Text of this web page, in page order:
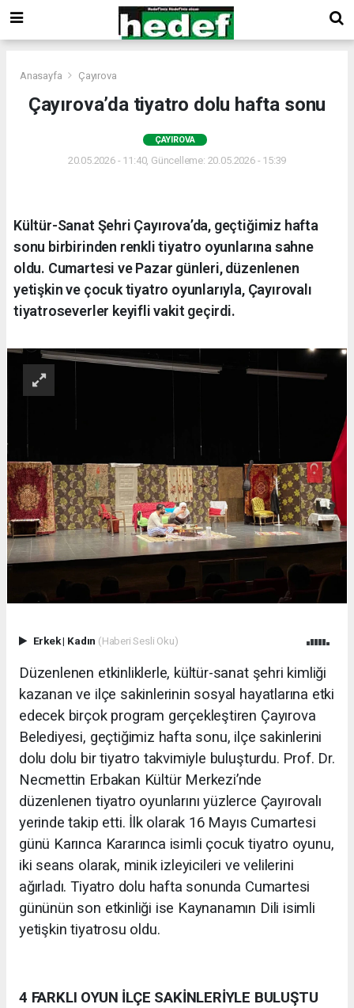
Anasayfa Çayırova
Çayırova’da tiyatro dolu hafta sonu
ÇAYIROVA
20.05.2026 - 11:40, Güncelleme: 20.05.2026 - 15:39
Kültür-Sanat Şehri Çayırova’da, geçtiğimiz hafta
sonu birbirinden renkli tiyatro oyunlarına sahne
oldu. Cumartesi ve Pazar günleri, düzenlenen
yetişkin ve çocuk tiyatro oyunlarıyla, Çayırovalı
tiyatroseverler keyifli vakit geçirdi.
Erkek| Kadın (Haberi Sesli Oku)
Düzenlenen etkinliklerle, kültür-sanat şehri kimliği
kazanan ve ilçe sakinlerinin sosyal hayatlarına etki
edecek birçok program gerçekleştiren Çayırova
Belediyesi, geçtiğimiz hafta sonu, ilçe sakinlerini
dolu dolu bir tiyatro takvimiyle buluşturdu. Prof. Dr.
Necmettin Erbakan Kültür Merkezi’nde
düzenlenen tiyatro oyunlarını yüzlerce Çayırovalı
yerinde takip etti. İlk olarak 16 Mayıs Cumartesi
günü Karınca Kararınca isimli çocuk tiyatro oyunu,
iki seans olarak, minik izleyicileri ve velilerini
ağırladı. Tiyatro dolu hafta sonunda Cumartesi
gününün son etkinliği ise Kaynanamın Dili isimli
yetişkin tiyatrosu oldu.
4 FARKLI OYUN İLÇE SAKİNLERİYLE BULUŞTU